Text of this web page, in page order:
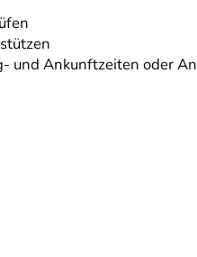
und Ankunftzeiten oder